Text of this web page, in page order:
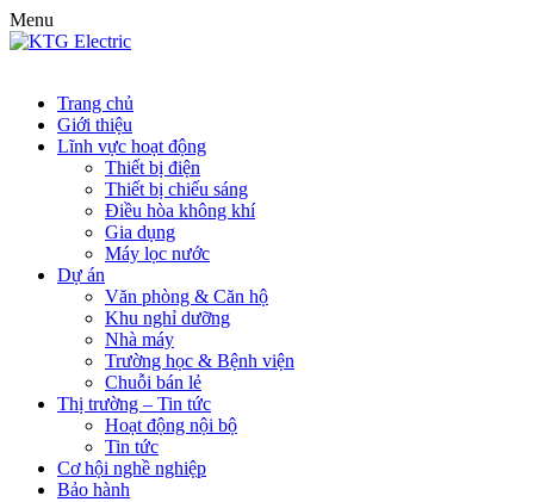
Menu
Trang chủ
Giới thiệu
Lĩnh vực hoạt động
Thiết bị điện
Thiết bị chiếu sáng
Điều hòa không khí
Gia dụng
Máy lọc nước
Dự án
Văn phòng & Căn hộ
Khu nghỉ dưỡng
Nhà máy
Trường học & Bệnh viện
Chuỗi bán lẻ
Thị trường – Tin tức
Hoạt động nội bộ
Tin tức
Cơ hội nghề nghiệp
Bảo hành